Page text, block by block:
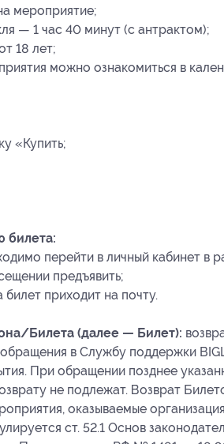
мероприятие;
— 1 час 40 минут (с антрактом);
18 лет;
можно ознакомиться в
«Купить;
билета:
перейти в личный кабинет в
предъявить;
приходит на почту.
Билета (далее — Билет):
в Службу поддержки
При обращении позднее
не подлежат. Возврат
оказываемые
ст. 52.1 Основ